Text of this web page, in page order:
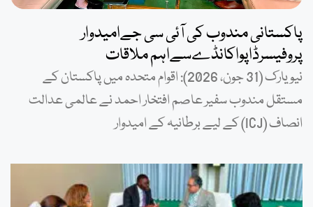
پاکستانی مندوب کی آئی سی جےامیدوار
پروفیسرڈاپواکانڈےسےاہم ملاقات
نیویارک (31 جون، 2026): اقوام متحدہ میں پاکستان کے
مستقل مندوب سفیر عاصم افتخار احمد نے عالمی عدالت
انصاف (ICJ) کے لیے برطانیہ کے امیدوار